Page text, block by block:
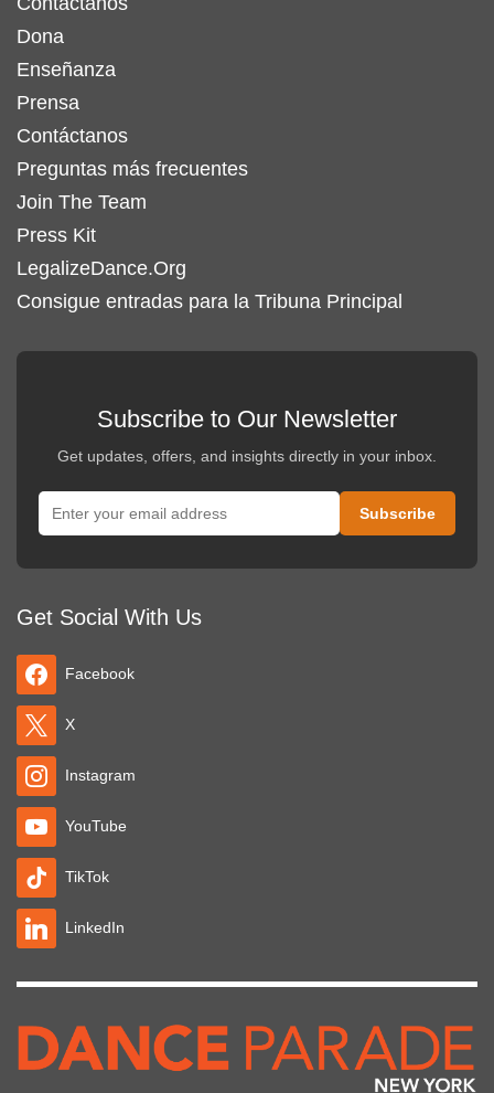
Dona
Enseñanza
Prensa
Contáctanos
Preguntas más frecuentes
Join The Team
Press Kit
LegalizeDance.Org
Consigue entradas para la Tribuna Principal
Subscribe to Our Newsletter
Get updates, offers, and insights directly in your inbox.
Get Social With Us
Facebook
X
Instagram
YouTube
TikTok
LinkedIn